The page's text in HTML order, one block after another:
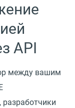
API
между вашим
разработчики